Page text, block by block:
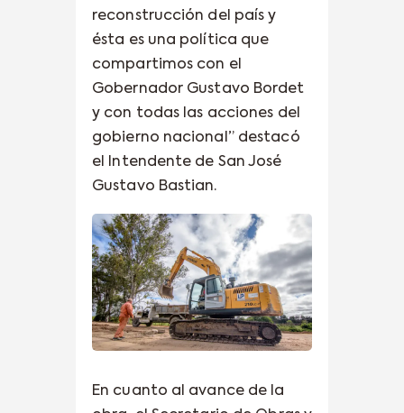
reconstrucción del país y
ésta es una política que
compartimos con el
Gobernador Gustavo Bordet
y con todas las acciones del
gobierno nacional” destacó
el Intendente de San José
Gustavo Bastian.
En cuanto al avance de la